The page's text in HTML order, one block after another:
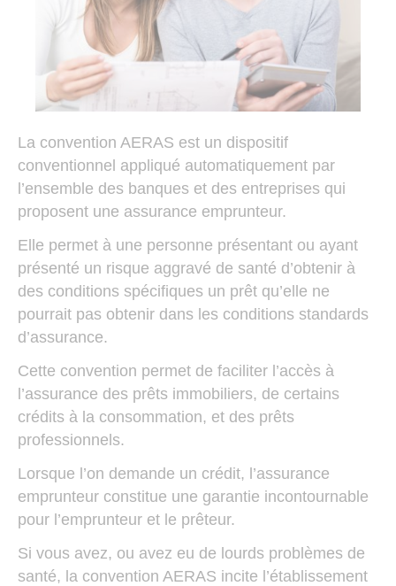
La convention AERAS est un dispositif
conventionnel appliqué automatiquement par
l’ensemble des banques et des entreprises qui
proposent une assurance emprunteur.
Elle permet à une personne présentant ou ayant
présenté un risque aggravé de santé d’obtenir à
des conditions spécifiques un prêt qu’elle ne
pourrait pas obtenir dans les conditions standards
d’assurance.
Cette convention permet de faciliter l’accès à
l’assurance des prêts immobiliers, de certains
crédits à la consommation, et des prêts
professionnels.
Lorsque l’on demande un crédit, l’assurance
emprunteur constitue une garantie incontournable
pour l’emprunteur et le prêteur.
Si vous avez, ou avez eu de lourds problèmes de
santé, la convention AERAS incite l’établissement